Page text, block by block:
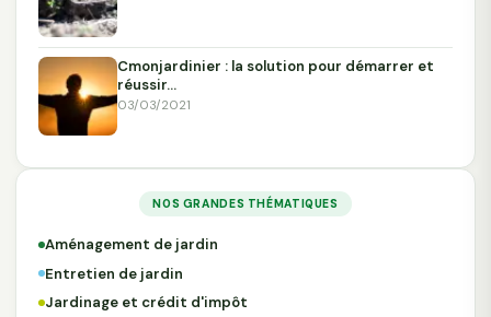
Cmonjardinier : la solution pour démarrer et
réussir…
03/03/2021
NOS GRANDES THÉMATIQUES
Aménagement de jardin
Entretien de jardin
Jardinage et crédit d'impôt